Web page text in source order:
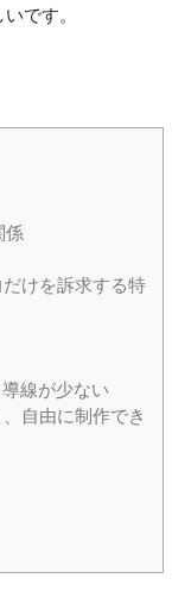
です。
係
けを訴求する特
線が少ない
自由に制作でき